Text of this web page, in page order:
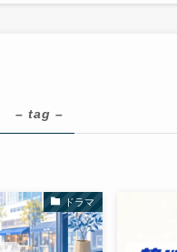
– tag –
ドラマ